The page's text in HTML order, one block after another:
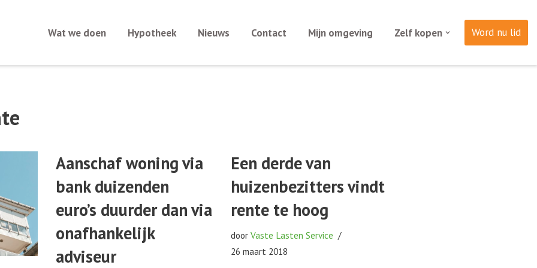
Wat we doen Hypotheek Nieuws Contact Mijn omgeving Zelf kopen Word nu lid
Aanschaf woning via
bank duizenden
euro’s duurder dan via
onafhankelijk
adviseur
Een derde van
huizenbezitters vindt
rente te hoog
doorVaste Lasten Service
26 maart 2018